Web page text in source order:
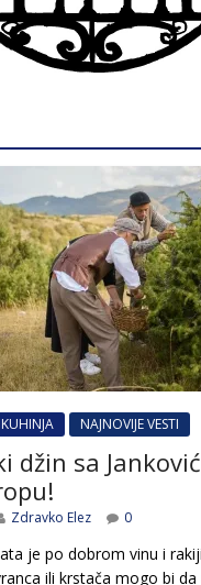
KUHINJA NAJNOVIJE VESTI
džin sa
Zdravko Elez 0
je po dobrom vinu i
ili krstača mogo bi